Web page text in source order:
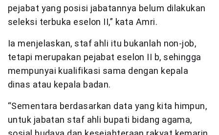
pejabat yang posisi jabatannya belum dilakukan
seleksi terbuka eselon II,” kata Amri.
Ia menjelaskan, staf ahli itu bukanlah non-job,
tetapi merupakan pejabat eselon II b, sehingga
mempunyai kualifikasi sama dengan kepala
dinas atau kepala badan.
“Sementara berdasarkan data yang kita himpun,
untuk jabatan staf ahli bupati bidang agama,